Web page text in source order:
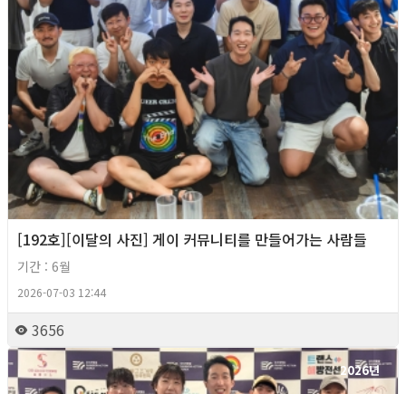
[192호][이달의 사진] 게이 커뮤니티를 만들어가는 사람들
기간 : 6월
2026-07-03 12:44
3656
2026년